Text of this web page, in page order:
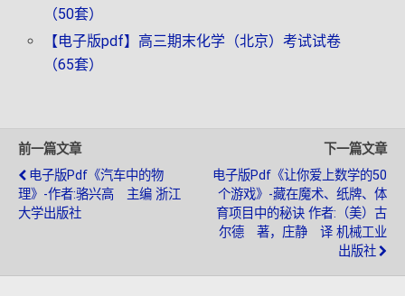
（50套）
【电子版pdf】高三期末化学（北京）考试试卷
（65套）
前一篇文章
电子版pdf《汽车中的物
理》-作者:骆兴高 主编 浙江
大学出版社
下一篇文章
电子版pdf《让你爱上数学的50
个游戏》-藏在魔术、纸牌、体
育项目中的秘诀 作者:（美）古
尔德 著，庄静 译 机械工业
出版社